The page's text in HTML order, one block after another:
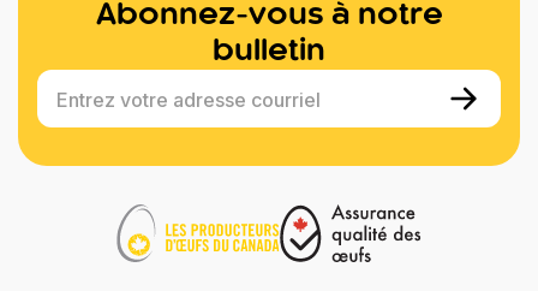
Abonnez-vous à notre
bulletin
Entrez votre adresse courriel